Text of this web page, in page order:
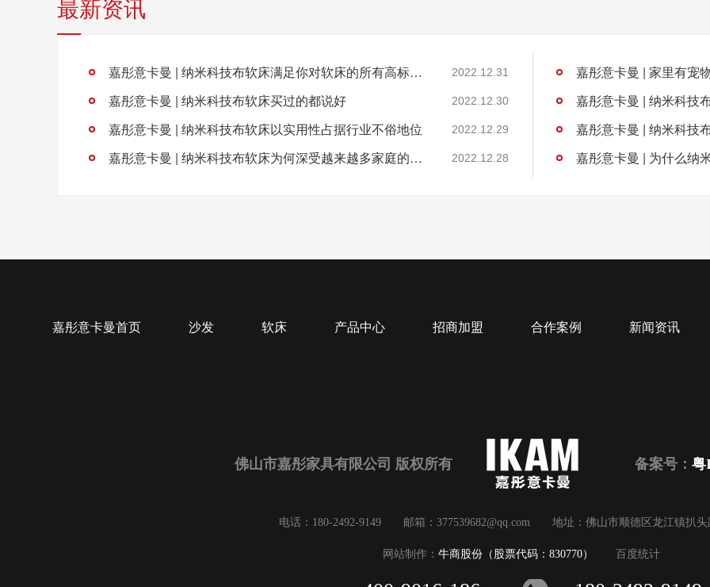
最新资讯
嘉彤意卡曼 | 纳米科技布软床满足你对软床的所有高标准要求 2022.12.31
嘉彤意卡曼 | 纳米科技布软床买过的都说好 2022.12.30
嘉彤意卡曼 | 纳米科技布软床以实用性占据行业不俗地位 2022.12.29
嘉彤意卡曼 | 纳米科技布软床为何深受越来越多家庭的欢迎？ 2022.12.28
嘉彤意卡曼 | 家里有宠
嘉彤意卡曼 | 纳米科技
嘉彤意卡曼 | 纳米科技
嘉彤意卡曼 | 为什么纳
嘉彤意卡曼首页 沙发 软床 产品中心 招商加盟 合作案例 新闻资讯
佛山市嘉彤家具有限公司 版权所有 备案号： 粤
电话：180-2492-9149 邮箱：377539682@qq.com 地址：佛山市顺德区龙江镇扒头
网站制作： 牛商股份（股票代码：830770） 百度统计